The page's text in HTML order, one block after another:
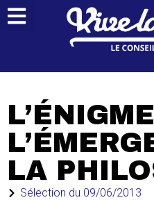
LA
Sélection du 09/06/2013